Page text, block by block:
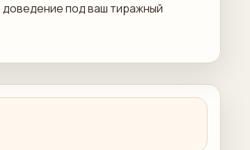
доведение под ваш тиражный